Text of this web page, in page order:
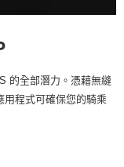
的全部潛力。憑藉無縫
用程式可確保您的騎乘